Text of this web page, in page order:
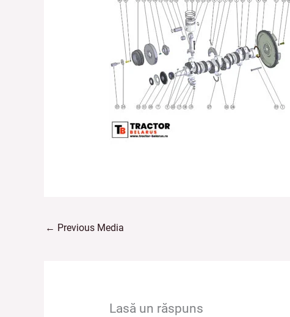
← Previous Media
Lasă un răspuns